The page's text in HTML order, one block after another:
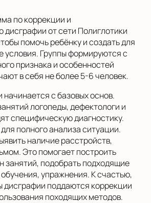
по коррекции и
от сети Полиглотики
помочь ребёнку и создать для
условия. Группы формируются с
признака и особенностей
в себя не более 5-6 человек.
начинается с базовых основ.
логопеды, дефектологи и
специфическую диагностику.
полного анализа ситуации.
наличие расстройств,
Это помогает построить
занятий, подобрать подходящие
упражнения. К счастью,
дисграфии поддаются коррекции
походящих методов.